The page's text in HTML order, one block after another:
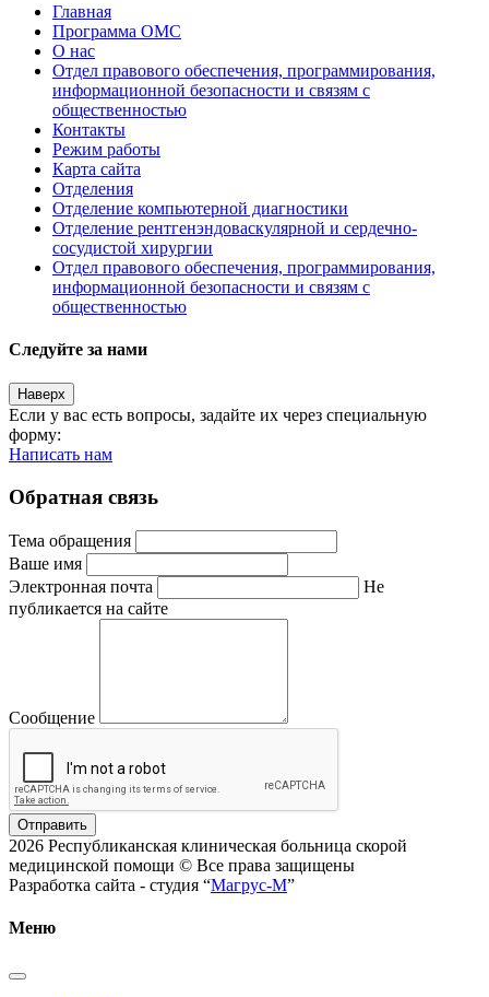
Главная
Программа ОМС
О нас
Отдел правового обеспечения, программирования,
информационной безопасности и связям с
общественностью
Контакты
Режим работы
Карта сайта
Отделения
Отделение компьютерной диагностики
Отделение рентгенэндоваскулярной и сердечно-
сосудистой хирургии
Отдел правового обеспечения, программирования,
информационной безопасности и связям с
общественностью
Следуйте за нами
Наверх
Если у вас есть вопросы, задайте их через специальную
форму:
Написать нам
Обратная связь
Тема обращения
Ваше имя
Электронная почта
Не
публикается на сайте
Сообщение
Отправить
2026 Республиканская клиническая больница скорой
медицинской помощи © Все права защищены
Разработка сайта - студия “Магрус-М”
Меню